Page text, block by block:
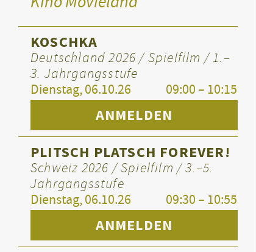
KOSCHKA
Deutschland 2026 / Spielfilm / 1.–
3. Jahrgangsstufe
Dienstag, 06.10.26
09:00 – 10:15
ANMELDEN
PLITSCH PLATSCH FOREVER!
Schweiz 2026 / Spielfilm / 3.–5.
Jahrgangsstufe
Dienstag, 06.10.26
09:30 – 10:55
ANMELDEN